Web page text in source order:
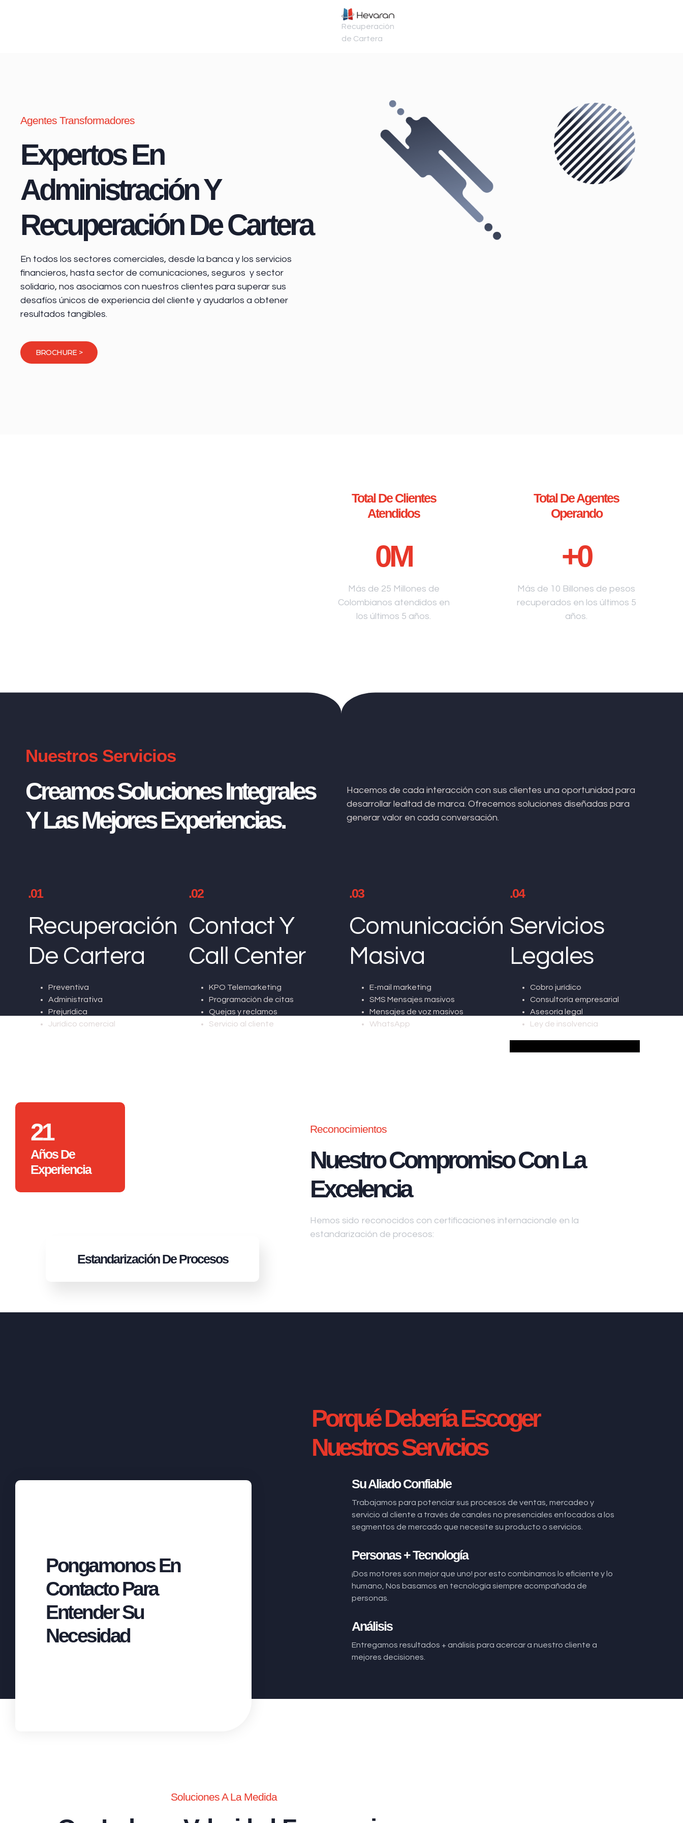
Recuperación
de Cartera
Agentes Transformadores
Expertos En
Administración Y
Recuperación De Cartera
En todos los sectores comerciales, desde la banca y los servicios
financieros, hasta sector de comunicaciones, seguros y sector
solidario, nos asociamos con nuestros clientes para superar sus
desafíos únicos de experiencia del cliente y ayudarlos a obtener
resultados tangibles.
BROCHURE >
Total De Clientes
Atendidos
0M
Más de 25 Millones de
Colombianos atendidos en
los últimos 5 años.
Total De Agentes
Operando
+0
Más de 10 Billones de pesos
recuperados en los últimos 5
años.
Nuestros Servicios
Creamos Soluciones Integrales
Y Las Mejores Experiencias.
Hacemos de cada interacción con sus clientes una oportunidad para
desarrollar lealtad de marca. Ofrecemos soluciones diseñadas para
generar valor en cada conversación.
.01
Recuperación
De Cartera
Preventiva
Administrativa
Prejurídica
Jurídico comercial
.02
Contact Y
Call Center
KPO Telemarketing
Programación de citas
Quejas y reclamos
Servicio al cliente
.03
Comunicación
Masiva
E-mail marketing
SMS Mensajes masivos
Mensajes de voz masivos
WhatsApp
.04
Servicios
Legales
Cobro jurídico
Consultoría empresarial
Asesoría legal
Ley de insolvencia
21
Años De
Experiencia
EstandarizaciónDe Procesos
Reconocimientos
Nuestro Compromiso Con La
Excelencia
Hemos sido reconocidos con certificaciones internacionale en la
estandarización de procesos:
Pongamonos En
Contacto Para
Entender Su
Necesidad
Porqué Debería Escoger
Nuestros Servicios
Su Aliado Confiable
Trabajamos para potenciar sus procesos de ventas, mercadeo y
servicio al cliente a través de canales no presenciales enfocados a los
segmentos de mercado que necesite su producto o servicios.
Personas + Tecnología
¡Dos motores son mejor que uno! por esto combinamos lo eficiente y lo
humano, Nos basamos en tecnología siempre acompañada de
personas.
Análisis
Entregamos resultados + análisis para acercar a nuestro cliente a
mejores decisiones.
Soluciones A La Medida